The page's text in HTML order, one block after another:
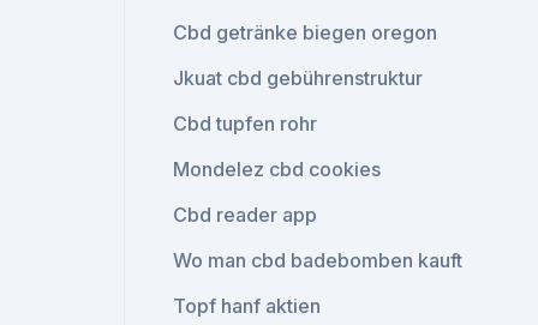
Cbd getränke biegen oregon
Jkuat cbd gebührenstruktur
Cbd tupfen rohr
Mondelez cbd cookies
Cbd reader app
Wo man cbd badebomben kauft
Topf hanf aktien